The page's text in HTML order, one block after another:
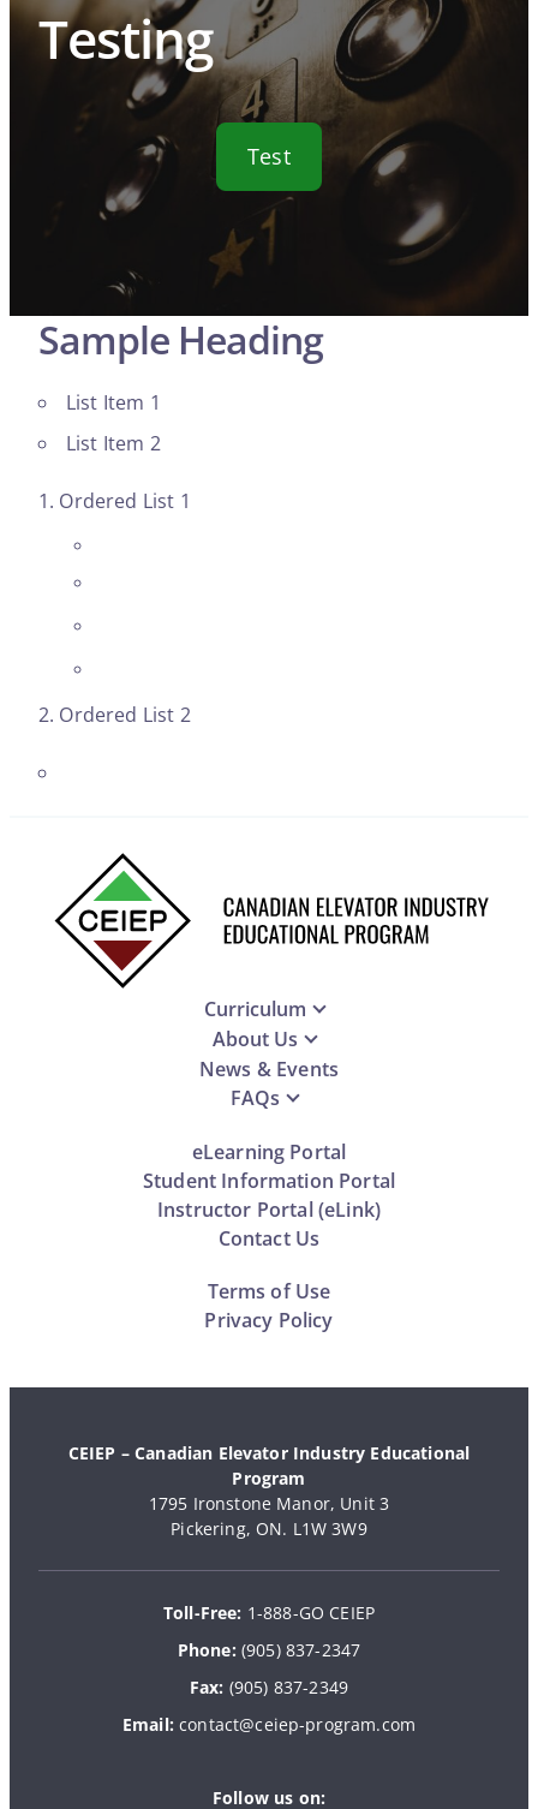
Testing
Test
Sample Heading
List Item 1
List Item 2
Ordered List 1
Ordered List 2
Curriculum
About Us
News & Events
FAQs
eLearning Portal
Student Information Portal
Instructor Portal (eLink)
Contact Us
Terms of Use
Privacy Policy
CEIEP – Canadian Elevator Industry Educational
Program
1795 Ironstone Manor, Unit 3
Pickering, ON. L1W 3W9
Toll-Free: 1-888-GO CEIEP
Phone: (905) 837-2347
Fax: (905) 837-2349
Email:contact@ceiep-program.com
Follow us on: